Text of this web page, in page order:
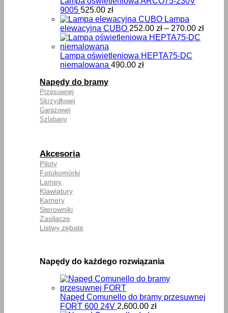
9005 525.00 zł
Lampa
elewacyjna CUBO 252.00 zł – 270.00 złZakres
Lampa oświetleniowa HEPTA75-DC
niemalowana 490.00 zł
Napędy do bramy
Przesuwnej
Skrzydłowej
Garażowej
Szlabany
Akcesoria
Piloty
Fotokomórki
Lampy
Klawiatury
Kamery
Sterowniki
Zasilacze
Listwy zębate
Napędy do każdego rozwiązania
Napęd Comunello do bramy przesuwnej
FORT 600 24V 2,600.00 zł